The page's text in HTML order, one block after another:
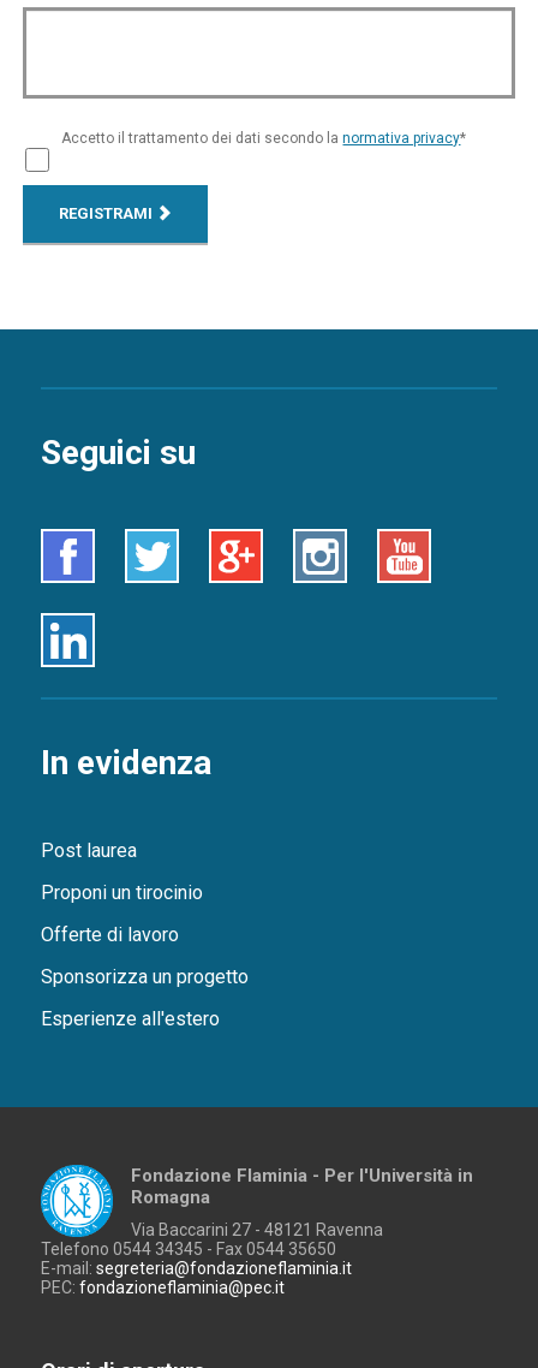
Accetto il trattamento dei dati secondo lanormativa privacy*
REGISTRAMI
Seguici su
Facebook Twitter Google+ Instagram Youtube
Linkedin
In evidenza
Post laurea
Proponi un tirocinio
Offerte di lavoro
Sponsorizza un progetto
Esperienze all'estero
Fondazione Flaminia - Per l'Università in
Romagna
Via Baccarini 27 - 48121 Ravenna
Telefono 0544 34345 - Fax 0544 35650
E-mail:segreteria@fondazioneflaminia.it
PEC:fondazioneflaminia@pec.it